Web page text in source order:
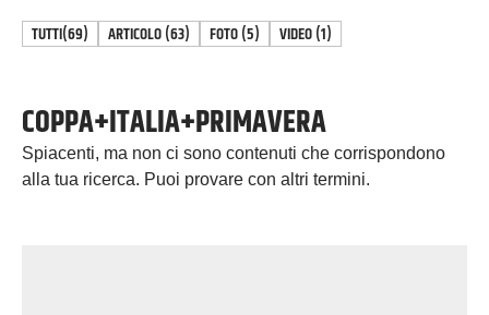
TUTTI(69) ARTICOLO(63) FOTO(5) VIDEO(1)
COPPA+ITALIA+PRIMAVERA
Spiacenti, ma non ci sono contenuti che corrispondono
alla tua ricerca. Puoi provare con altri termini.